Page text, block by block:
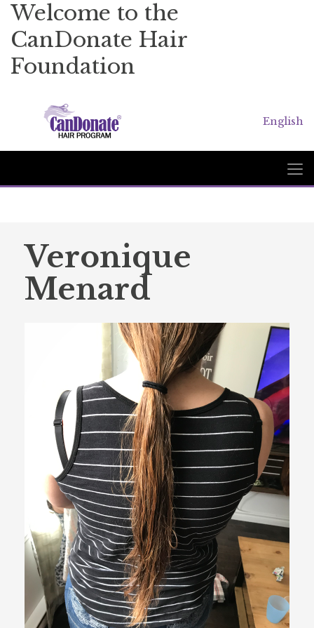
Welcome to the
CanDonate Hair
Foundation
English
Veronique
Menard